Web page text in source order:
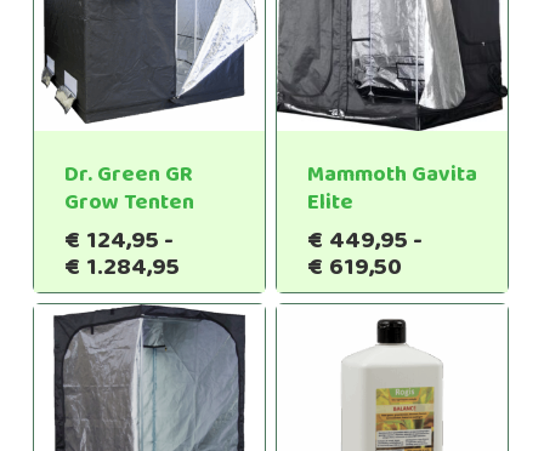
Dr. Green GR
Grow Tenten
€ 124,95-
€ 1.284,95Prijsklasse:
€124,95
tot
€1.284,95
Mammoth Gavita
Elite
€ 449,95-
€ 619,50
€449,95
tot
€619,50